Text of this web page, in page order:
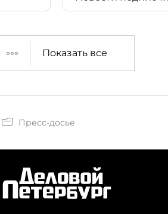
Показать все
Пресс-досье